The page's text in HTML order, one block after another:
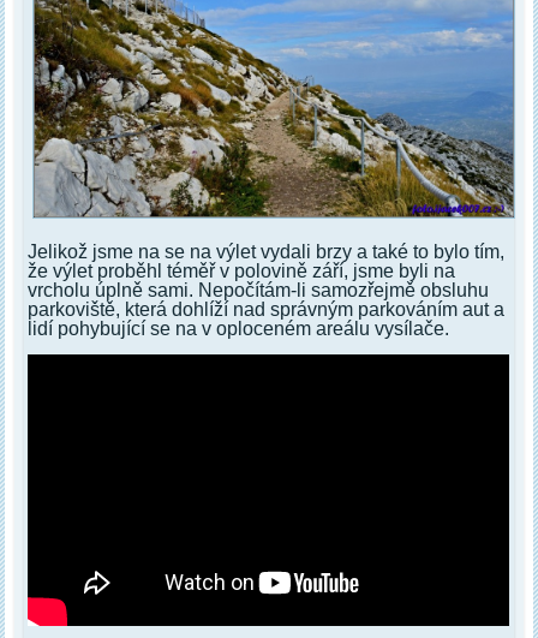
Jelikož jsme na se na výlet vydali brzy a také to bylo tím,
že výlet proběhl téměř v polovině září, jsme byli na
vrcholu úplně sami. Nepočítám-li samozřejmě obsluhu
parkoviště, která dohlíží nad správným parkováním aut a
lidí pohybující se na v oploceném areálu vysílače.